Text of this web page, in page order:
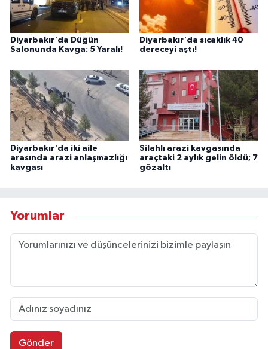
Diyarbakır'da Düğün
Salonunda Kavga: 5 Yaralı!
Diyarbakır'da sıcaklık 40
dereceyi aştı!
Diyarbakır'da iki aile
arasında arazi anlaşmazlığı
kavgası
Silahlı arazi kavgasında
araçtaki 2 aylık gelin öldü; 7
gözaltı
Yorumlar
Gönder